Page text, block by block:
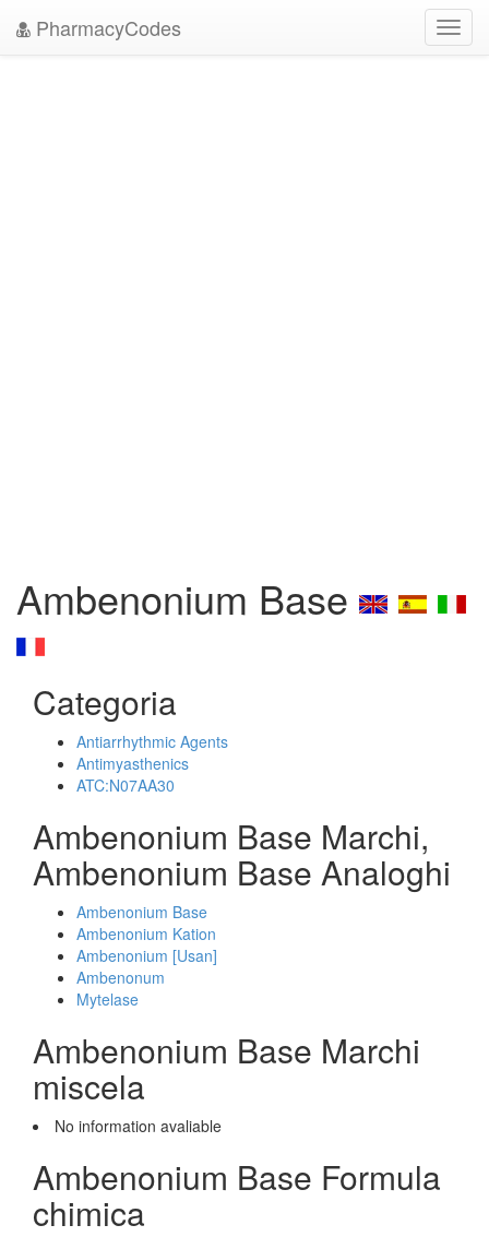
PharmacyCodes
Ambenonium Base
Categoria
Antiarrhythmic Agents
Antimyasthenics
ATC:N07AA30
Ambenonium Base Marchi,
Ambenonium Base Analoghi
Ambenonium Base
Ambenonium Kation
Ambenonium [Usan]
Ambenonum
Mytelase
Ambenonium Base Marchi
miscela
No information avaliable
Ambenonium Base Formula
chimica